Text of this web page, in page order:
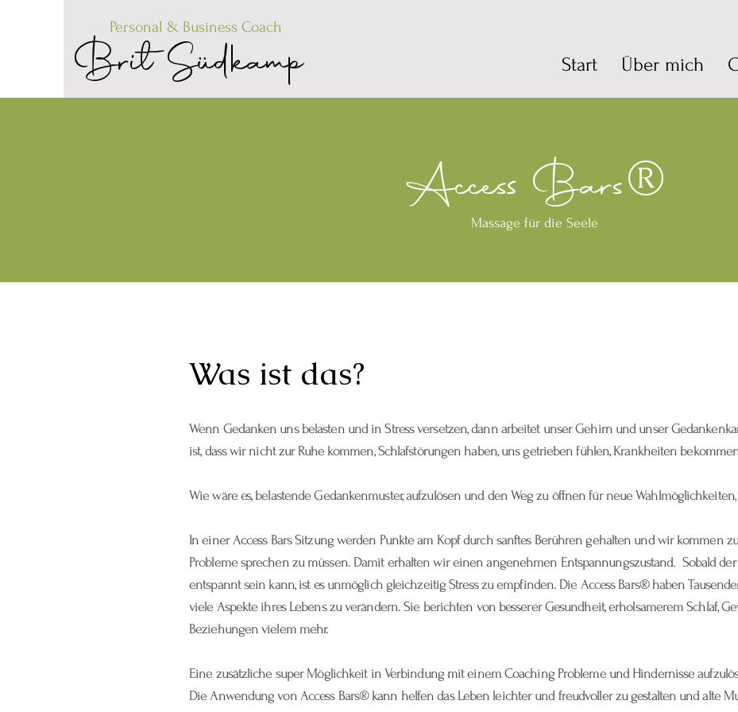
Personal & Business Coach
Brit Südkamp Start Über mich
Access Bars®
Massage für die Seele
Was ist das?
Wenn Gedanken uns belasten und in Stress versetzen, dann arbeitet unser Gehirn und unser
ist, dass wir nicht zur Ruhe kommen, Schlafstörungen haben, uns getrieben fühlen, Krankheiten
Wie wäre es, belastende Gedankenmuster, aufzulösen und den Weg zu öffnen für neue
In einer Access Bars Sitzung werden Punkte am Kopf durch sanftes Berühren gehalten und wir kommen
Probleme sprechen zu müssen. Damit erhalten wir einen angenehmen Entspannungszustand. Sobald
entspannt sein kann, ist es unmöglich gleichzeitig Stress zu empfinden. Die Access Bars® haben
viele Aspekte ihres Lebens zu verändern. Sie berichten von besserer Gesundheit, erholsamerem Schlaf,
Beziehungen vielem mehr.
Eine zusätzliche super Möglichkeit in Verbindung mit einem Coaching Probleme und Hindernisse
Die Anwendung von Access Bars® kann helfen das Leben leichter und freudvoller zu gestalten und alte